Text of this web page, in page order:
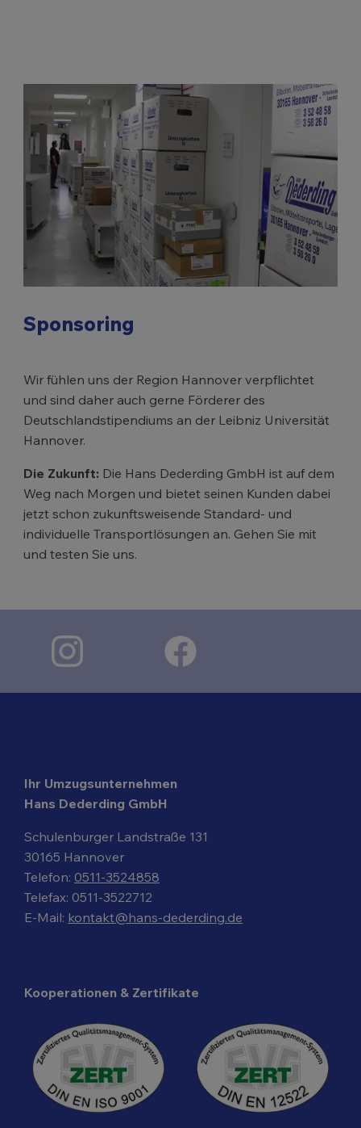
Sponsoring
Wir fühlen uns der Region Hannover verpflichtet
und sind daher auch gerne Förderer des
Deutschlandstipendiums an der Leibniz Universität
Hannover.
Die Zukunft: Die Hans Dederding GmbH ist auf dem
Weg nach Morgen und bietet seinen Kunden dabei
jetzt schon zukunftsweisende Standard- und
individuelle Transportlösungen an. Gehen Sie mit
und testen Sie uns.
Ihr Umzugsunternehmen
Hans Dederding GmbH
Schulenburger Landstraße 131
30165 Hannover
Telefon: 0511-3524858
Telefax: 0511-3522712
E-Mail: kontakt@hans-dederding.de
Kooperationen & Zertifikate